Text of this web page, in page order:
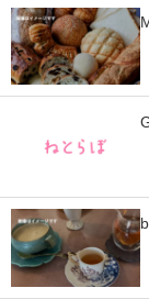
注目記事を集
ITの今と未来を
スマホと通信
好きが集まる
ビジネスと働き